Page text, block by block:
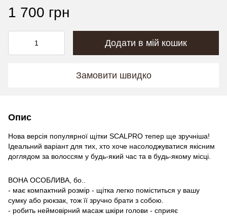
1 700 грн
Додати в мій кошик
Замовити швидко
Опис
Нова версія популярної щітки SCALPRO тепер ще зручніша!
Ідеальний варіант для тих, хто хоче насолоджуватися якісним
доглядом за волоссям у будь-який час та в будь-якому місці.
ВОНА ОСОБЛИВА, бо..
- має компактний розмір - щітка легко поміститься у вашу
сумку або рюкзак, тож її зручно брати з собою.
- робить неймовірний масаж шкіри голови - сприяє